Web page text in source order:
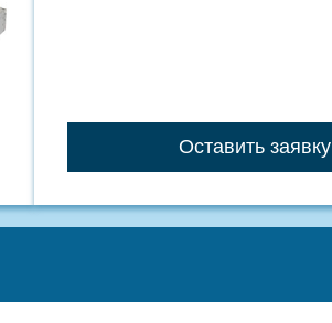
Оставить заявку